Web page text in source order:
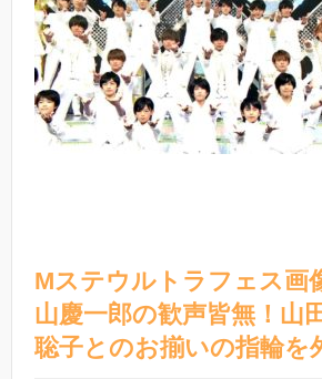
Mステウルトラフェス画
山慶一郎の歓声皆無！山
聡子とのお揃いの指輪を